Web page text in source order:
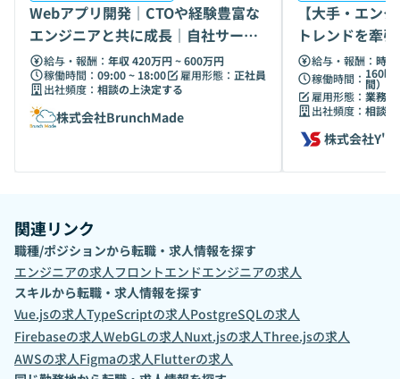
Webアプリ開発｜CTOや経験豊富な
エンジニアと共に成長｜自社サービ
スにも挑戦
給与・報酬： 年収 420万円 ~ 600万円
稼働時間： 09:00 ~ 18:00 雇用形態： 正社員
出社頻度： 相談の上決定する
株式会社BrunchMade
【大手・エン
トレンドを牽
エンジニア募
給与・報酬： 時
稼働時間： 160時
間）
雇用形態： 業務委
出社頻度： 相談
株式会社Y's
関連リンク
職種/ポジションから転職・求人情報を探す
エンジニアの求人 フロントエンドエンジニアの求人
スキルから転職・求人情報を探す
Vue.jsの求人TypeScriptの求人PostgreSQLの求人
Firebaseの求人WebGLの求人Nuxt.jsの求人Three.jsの求人
AWSの求人Figmaの求人Flutterの求人